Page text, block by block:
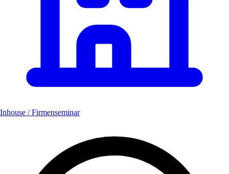
Inhouse / Firmenseminar